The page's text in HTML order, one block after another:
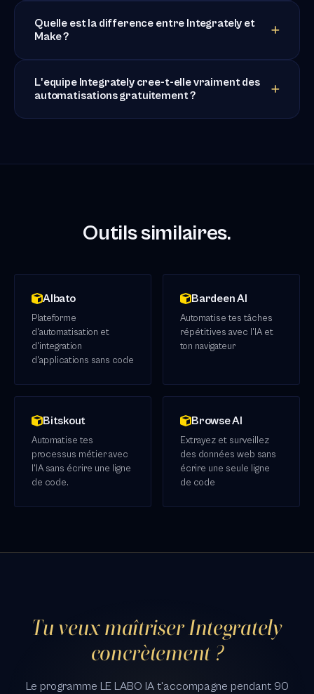
Quelle est la difference entre Integrately et
Make ?
L'equipe Integrately cree-t-elle vraiment des
automatisations gratuitement ?
Outils similaires.
Albato
Plateforme
d'automatisation et
d'integration
d'applications sans code
Bardeen AI
Automatise tes tâches
répétitives avec l'IA et
ton navigateur
Bitskout
Automatise tes
processus métier avec
l'IA sans écrire une ligne
de code.
Browse AI
Extrayez et surveillez
des données web sans
écrire une seule ligne
de code
Tu veux maîtriser Integrately
concrètement ?
Le programme LE LABO IA t'accompagne pendant 90